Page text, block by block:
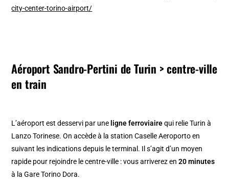
city-center-torino-airport/
Aéroport Sandro-Pertini de Turin > centre-ville
en train
L’aéroport est desservi par une ligne ferroviairequi relie Turin à
Lanzo Torinese. On accède à la station Caselle Aeroporto en
suivant les indications depuis le terminal. Il s’agit d’un moyen
rapide pour rejoindre le centre-ville : vous arriverez en20 minutes
à la Gare Torino Dora.